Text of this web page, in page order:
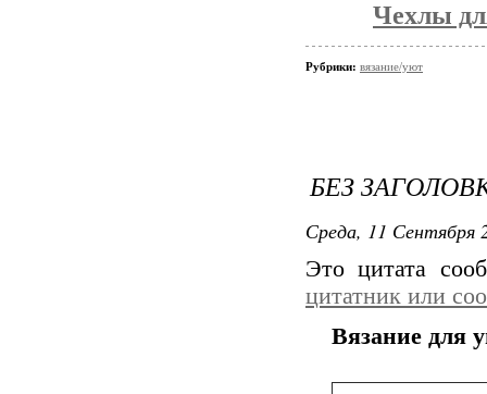
Чехлы
Рубрики: вязание/уют
БЕЗ
Среда, 11 Сентября
Это цитата
цитатник или
Вязание для